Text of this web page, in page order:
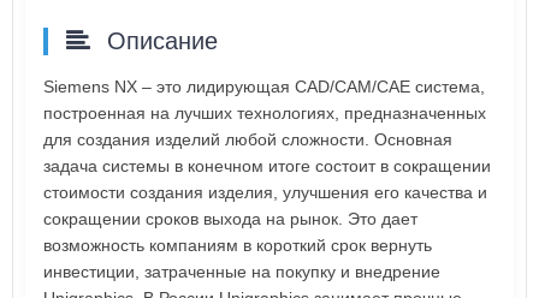
Описание
Siemens NX – это лидирующая CAD/CAM/CAE система,
построенная на лучших технологиях, предназначенных
для создания изделий любой сложности. Основная
задача системы в конечном итоге состоит в сокращении
стоимости создания изделия, улучшения его качества и
сокращении сроков выхода на рынок. Это дает
возможность компаниям в короткий срок вернуть
инвестиции, затраченные на покупку и внедрение